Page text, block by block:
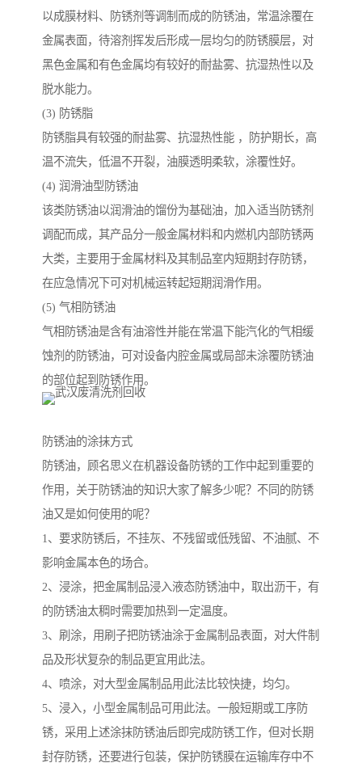
以成膜材料、防锈剂等调制而成的防锈油，常温涂覆在
金属表面，待溶剂挥发后形成一层均匀的防锈膜层，对
黑色金属和有色金属均有较好的耐盐雾、抗湿热性以及
脱水能力。
(3) 防锈脂
防锈脂具有较强的耐盐雾、抗湿热性能 ，防护期长，高
温不流失，低温不开裂，油膜透明柔软，涂覆性好。
(4) 润滑油型防锈油
该类防锈油以润滑油的馏份为基础油，加入适当防锈剂
调配而成，其产品分一般金属材料和内燃机内部防锈两
大类，主要用于金属材料及其制品室内短期封存防锈，
在应急情况下可对机械运转起短期润滑作用。
(5) 气相防锈油
气相防锈油是含有油溶性并能在常温下能汽化的气相缓
蚀剂的防锈油，可对设备内腔金属或局部未涂覆防锈油
的部位起到防锈作用。
防锈油的涂抹方式
防锈油，顾名思义在机器设备防锈的工作中起到重要的
作用，关于防锈油的知识大家了解多少呢？不同的防锈
油又是如何使用的呢？
1、要求防锈后，不挂灰、不残留或低残留、不油腻、不
影响金属本色的场合。
2、浸涂，把金属制品浸入液态防锈油中，取出沥干，有
的防锈油太稠时需要加热到一定温度。
3、刷涂，用刷子把防锈油涂于金属制品表面，对大件制
品及形状复杂的制品更宜用此法。
4、喷涂，对大型金属制品用此法比较快捷，均匀。
5、浸入，小型金属制品可用此法。一般短期或工序防
锈，采用上述涂抹防锈油后即完成防锈工作，但对长期
封存防锈，还要进行包装，保护防锈膜在运输库存中不